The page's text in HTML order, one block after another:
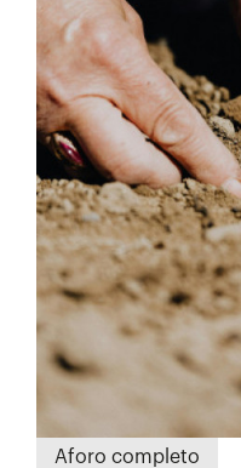
Aforo completo